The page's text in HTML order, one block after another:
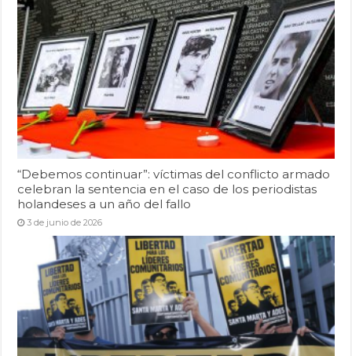
“Debemos continuar”: víctimas del conflicto armado
celebran la sentencia en el caso de los periodistas
holandeses a un año del fallo
3 de junio de 2026